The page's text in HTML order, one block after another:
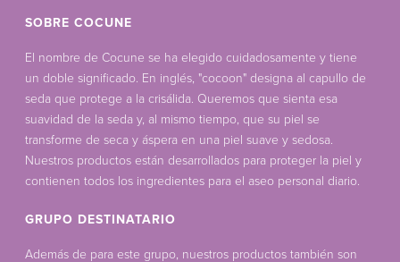
SOBRE COCUNE
El nombre de Cocune se ha elegido cuidadosamente y tiene
un doble significado. En inglés, "cocoon" designa al capullo de
seda que protege a la crisálida. Queremos que sienta esa
suavidad de la seda y, al mismo tiempo, que su piel se
transforme de seca y áspera en una piel suave y sedosa.
Nuestros productos están desarrollados para proteger la piel y
contienen todos los ingredientes para el aseo personal diario.
GRUPO DESTINATARIO
Además de para este grupo, nuestros productos también son